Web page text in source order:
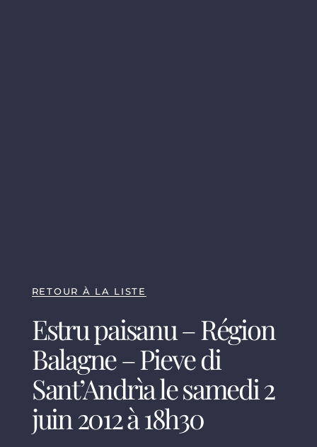
RETOUR À LA LISTE
Estru paisanu – Région
Balagne – Pieve di
Sant’Andrìa le samedi 2
juin 2012 à 18h30